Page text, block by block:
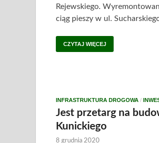
Rejewskiego.
ciąg pieszy w ul.
CZYTAJ WIĘCEJ
INFRASTRUKTURA DROGOWA /
Jest przetarg na
Kunickiego
8 grudnia 2020